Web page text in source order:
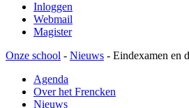
Inloggen
Webmail
Magister
Onze school - Nieuws - Eindexamen en
Agenda
Over het Frencken
Nieuws